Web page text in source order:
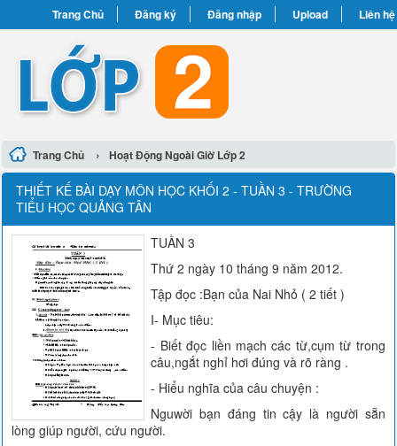
Trang Chủ Đăng ký Đăng nhập Upload Liên hệ
Trang Chủ › Hoạt Động Ngoài Giờ Lớp 2
THIẾT KẾ BÀI DẠY MÔN HỌC KHỐI 2 - TUẦN 3 - TRƯỜNG
TIỂU HỌC QUẢNG TÂN
TUẦN 3
Thứ 2 ngày 10 tháng 9 năm 2012.
Tập đọc :Bạn của Nai Nhỏ ( 2 tiết )
I- Mục tiêu:
- Biết đọc liền mạch các từ,cụm từ trong
câu,ngắt nghỉ hơi đúng và rõ ràng .
- Hiểu nghĩa của câu chuyện :
Nguwời bạn đáng tin cậy là người sẵn
lòng giúp người, cứu người.